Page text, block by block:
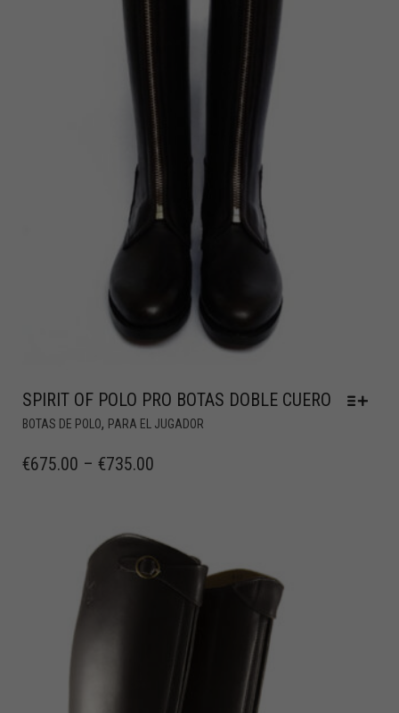
SPIRIT OF POLO PRO BOTAS DOBLE CUERO
BOTAS DE POLO, PARA EL JUGADOR
€675.00 – €735.00